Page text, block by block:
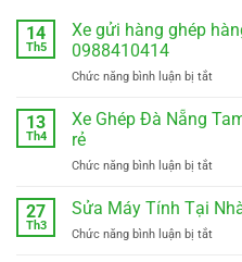
14
Th5
Xe gửi hàng ghép
0988410414
Chức năng bình luận bị tắtở
gửi
hàng
đức
nẵng
13
Th4
Xe Ghép Đà Nẵng
rẻ
Chức năng bình luận bị tắtở
Ghép
Nẵng
27
Th3
Sửa Máy Tính Tại
Chức năng bình luận bị tắtở